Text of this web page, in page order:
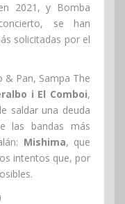
2021, y Bomba
se han
solicitadas por el
& Pan, Sampa The
i El Comboi,
saldar una deuda
las bandas más
Mishima, que
intentos que, por